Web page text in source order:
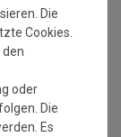
Ihre
sein, wie
können
werden
Die
Cookies.
den
oder
Die
Es